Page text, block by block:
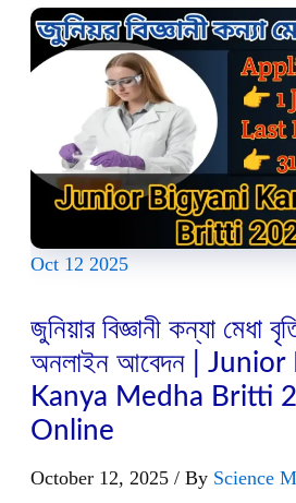
Oct 12 2025
জুনিয়ার বিজ্ঞানী কন্যা মেধা
অনলাইন আবেদন |
Kanya Medha Britti
Online
October 12, 2025 / By Science